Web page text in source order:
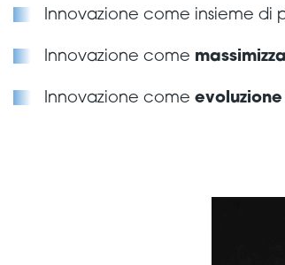
Innovazione come insieme di
Innovazione come
Innovazione come